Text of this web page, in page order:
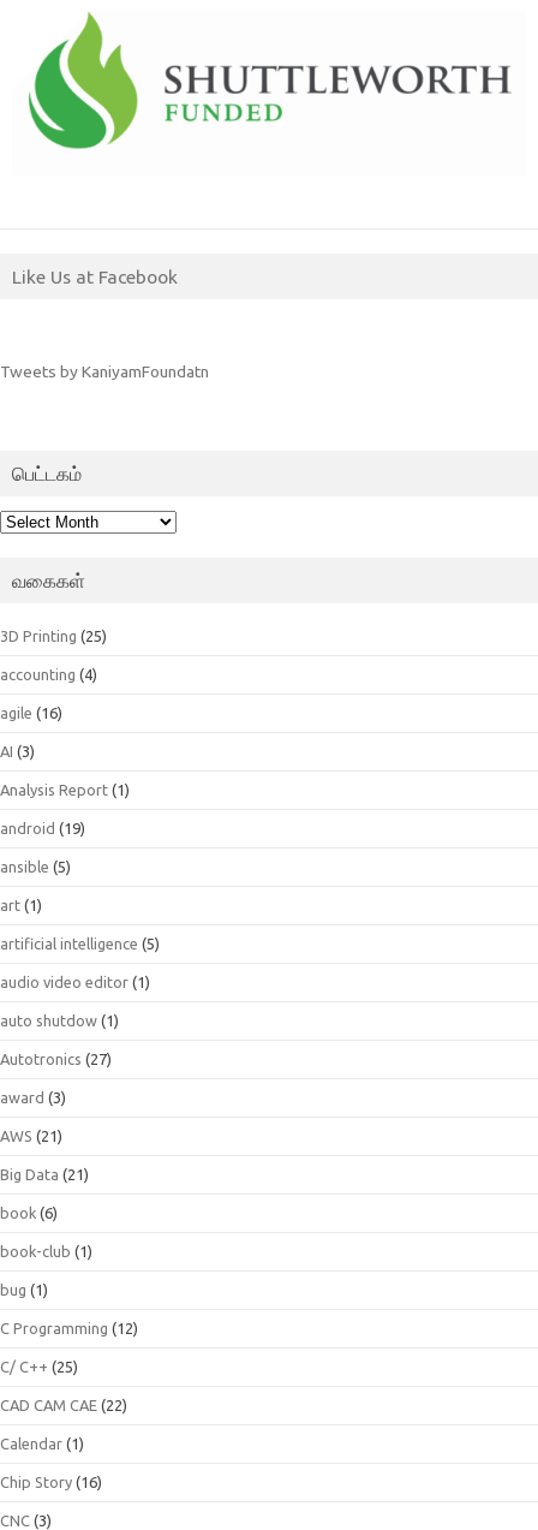
Like Us at Facebook
Tweets by KaniyamFoundatn
பெட்டகம்
பெட்டகம்
வகைகள்
3D Printing (25)
accounting (4)
agile (16)
AI (3)
Analysis Report (1)
android (19)
ansible (5)
art (1)
artificial intelligence (5)
audio video editor (1)
auto shutdow (1)
Autotronics (27)
award (3)
AWS (21)
Big Data (21)
book (6)
book-club (1)
bug (1)
C Programming (12)
C/ C++ (25)
CAD CAM CAE (22)
Calendar (1)
Chip Story (16)
CNC (3)